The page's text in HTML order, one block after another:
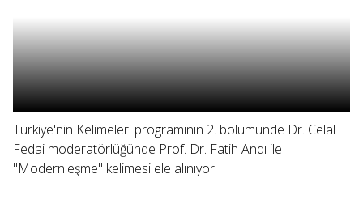
Türkiye'nin Kelimeleri programının 2. bölümünde Dr. Celal
Fedai moderatörlüğünde Prof. Dr. Fatih Andı ile
"Modernleşme" kelimesi ele alınıyor.